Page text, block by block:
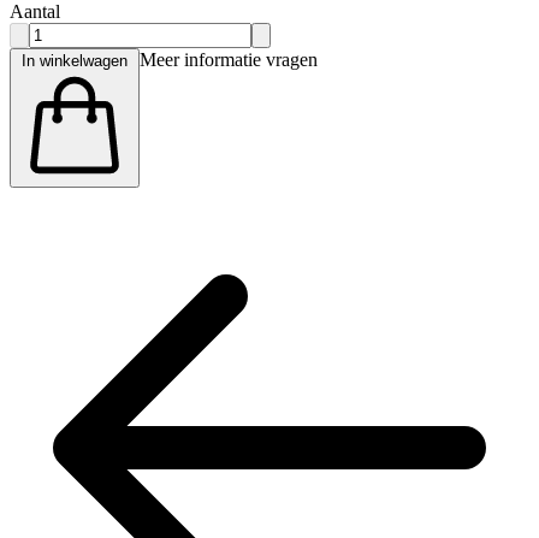
Aantal
Meer informatie vragen